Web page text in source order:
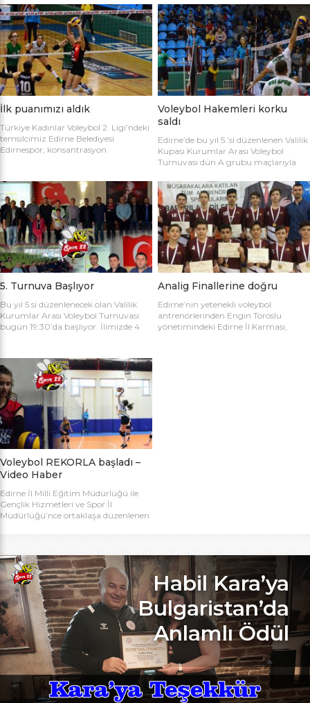
temsilcimiz Edirne Belediyesi
Edirnespor, Mimar Sinan Spor
Salonu’nda Manisa Salihli
Belediyespor’la karşılaştı. Takımlar
sahaya şu kadrolarla çıktılar: Edirne
Belediyesi Edirnespor: Simge, Edanur,
Sibel, Cere, Simge, Yaren, Halime,
Selay, Kübra, Deniz Salihli Belediye
Spor: […]
Salonu’nda Metin Demirbağ ve
Emrah Baran’ın yönettiği
karşılaşmaya takımlar şu kadrolarla
çıktılar: EDİRNESPOR: Simge
Gülağız, Edanur Bayraklı, Sibel Mert,
Ceren Atica, Simge Erden, S. Yaren
Tank, Halime Akay, Selay Çalışkan,
Büşra […]
İlk puanımızı aldık
Türkiye Kadınlar Voleybol 2. Ligi’ndeki
temsilcimiz Edirne Belediyesi
Edirnespor, konsantrasyon
Kadınlar Voleybol 2. Ligi’ne devam
edilirken Edirnespor Kadın Voleybol
Takımı Mimar Sinan Spor Salonu’nda
kendi seyircisi önünde ilk maçına çıktı.
İlk maçında deplasmanda Bursa
Nilüfer Belediyesi’ne 3-0 mağlup
olmuştu. İkinci maçında konuk ettiği
Biga […]
Voleybol Hakemleri korku
saldı
Edirne’de bu yıl 5.’si düzenlenen Valilik
Kupası Kurumlar Arası Voleybol
Turnuvası dün A grubu maçlarıyla
ile Ecacılar Odası karşı karşıya geldi.
Maçı üçyüzden fazla voleybol sever
izledi. Takımlar sahaya şu kadrolarla
çıktılar: Voleybol Hakemleri: Oğulcan
Kuru, Öyküm Akıncı, Ecem Göçmen,
Özge Göktaş, Rabia Acun, Gökay
Karatop, Semih Sormaz, Coşkun
Özsoy […]
5. Turnuva Başlıyor
Bu yıl 5.si düzenlenecek olan Valilik
Kurumlar Arası Voleybol Turnuvası
bugün 19:30’da başlıyor. İlimizde 4
bugün başlıyor. Toplamda 14 takımın
katılımıyla düzenlenen 5. Valilik
Voleybol Turnuvasının teknik
toplantısı ve kura çekimi Aliço
Pehlivan Sporcu Eğitim Merkezi
Toplantı Salonu’nda yapıldı.
Toplantıya Voleybol hakemi ve
antrenörü Engin Toroslu, Ayhan […]
Analig Finallerine doğru
Edirne’nin yetenekli voleybol
antrenörlerinden Engin Toroslu
yönetimindeki Edirne İl Karması,
Voleybol REKORLA başladı –
Video Haber
Edirne İl Milli Eğitim Müdürlüğü ile
Gençlik Hizmetleri ve Spor İl
Müdürlüğü’nce ortaklaşa düzenlenen
rekoru kırıldı. REKOR KATILIMA
REKORLU AÇILIŞ Edirne Okullar
Arası Genç Kızlar A Kategorisi
Voleybol İl Şampiyonluğu maçlarına
bu yıl 8 grupta toplam […]
Habil Kara’ya
Bulgaristan’da
Anlamlı Ödül